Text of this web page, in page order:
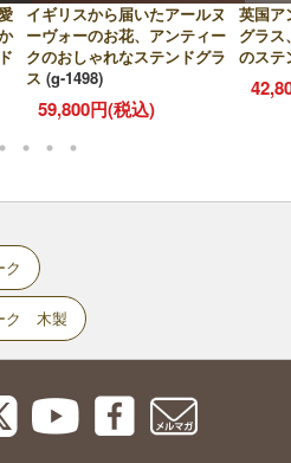
イギリスから届いたアールヌ
ーヴォーのお花、アンティー
クのおしゃれなステンドグラ
ス (g-1498)
59,800円(税込)
英国ア
グラ
のステ
ク
ク 木製